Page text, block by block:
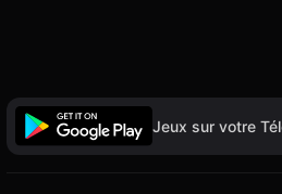
Jeux sur votre